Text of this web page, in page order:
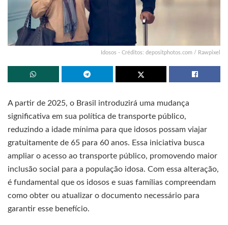
Idosos - Créditos: depositphotos.com / Rawpixel
A partir de 2025, o Brasil introduzirá uma mudança
significativa em sua política de transporte público,
reduzindo a idade mínima para que idosos possam viajar
gratuitamente de 65 para 60 anos. Essa iniciativa busca
ampliar o acesso ao transporte público, promovendo maior
inclusão social para a população idosa. Com essa alteração,
é fundamental que os idosos e suas famílias compreendam
como obter ou atualizar o documento necessário para
garantir esse benefício.